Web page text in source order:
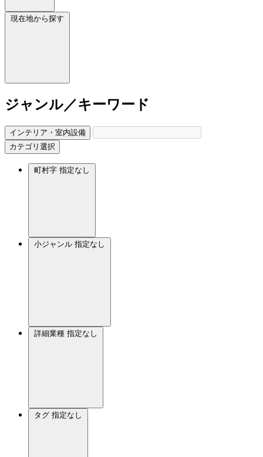
現在地から探す
ジャンル／キーワード
インテリア・室内設備
カテゴリ選択
町村字 指定なし
小ジャンル 指定なし
詳細業種 指定なし
タグ 指定なし